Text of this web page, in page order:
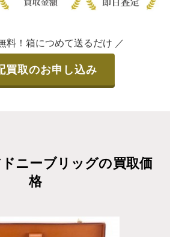
料！箱につめて送るだけ ／
買取のお申し込み
ニーブリッグの買取価
格